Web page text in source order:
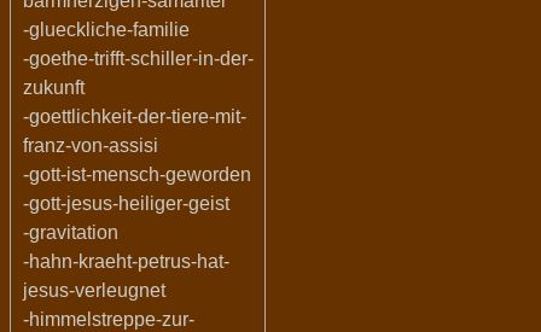
-glueckliche-familie
-goethe-trifft-schiller-in-der-
zukunft
-goettlichkeit-der-tiere-mit-
franz-von-assisi
-gott-ist-mensch-geworden
-gott-jesus-heiliger-geist
-gravitation
-hahn-kraeht-petrus-hat-
jesus-verleugnet
-himmelstreppe-zur-